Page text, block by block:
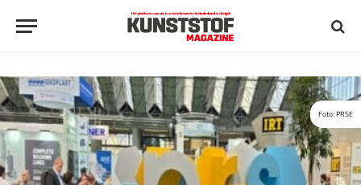
Foto: PRSE